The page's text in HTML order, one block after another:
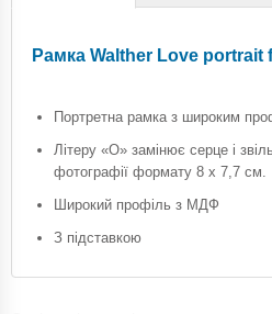
Рамка Walther Love portrait
Портретна рамка з широким
Літеру «О» замінює серце і
фотографії формату 8 х 7,7 см.
Широкий профіль з МДФ
З підставкою